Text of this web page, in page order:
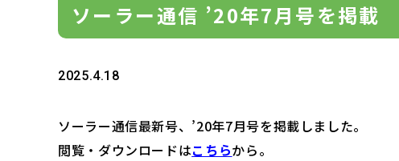
ソーラー通信 ’20年7月号を掲載
2025.4.18
ソーラー通信最新号、’20年7月号を掲載しました。
閲覧・ダウンロードはこちらから。